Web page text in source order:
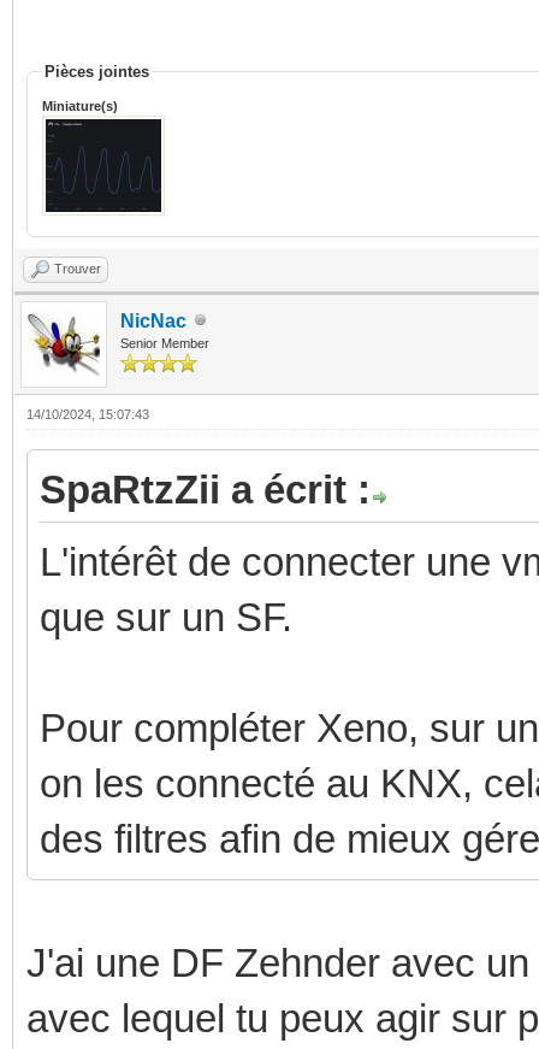
Pièces jointes
Miniature(s)
Trouver
NicNac
Senior Member
14/10/2024, 15:07:43
SpaRtzZii a écrit :
L'intérêt de connecter une
que sur un SF.
Pour compléter Xeno, sur
on les connecté au KNX,
des filtres afin de mieux
J'ai une DF Zehnder avec
avec lequel tu peux agir sur